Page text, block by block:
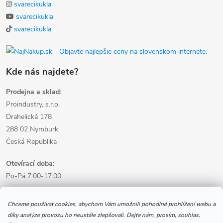
Chceme používat cookies, abychom Vám umožnili pohodlné prohlížení webu a
díky analýze provozu ho neustále zlepšovali. Dejte nám, prosím, souhlas.
svarecikukla
svarecikukla
svarecikukla
Kde nás najdete?
Prodejna a sklad:
Proindustry, s.r.o.
Drahelická 178
288 02 Nymburk
Česká Republika
Otevírací doba:
Po-Pá 7:00-17:00
Informace pro nákup